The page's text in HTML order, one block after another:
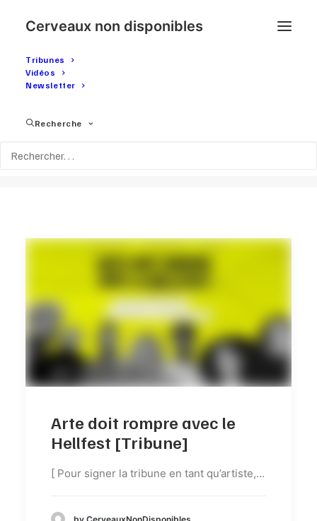
Cerveaux non disponibles
Tribunes
Vidéos
Newsletter
Recherche
Arte doit rompre avec le
Hellfest [Tribune]
[ Pour signer la tribune en tant qu’artiste,…